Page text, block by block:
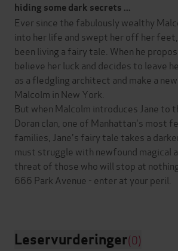
hiding some dark secrets ...
Ever since the fabulously wealthy
into her life and swept her off her feet,
been living a fairy tale. When he
believe her luck and decides to leave
as a fledgling architect and make a
Malcolm in New York.
But when Malcolm introduces Jane to
Doran clan, one of Manhattan's most
families, Jane's fairy tale takes a
must struggle with newfound magical
threat of those who will stop at
666 Park Avenue - enter at your peril.
Leservurderinger(0)